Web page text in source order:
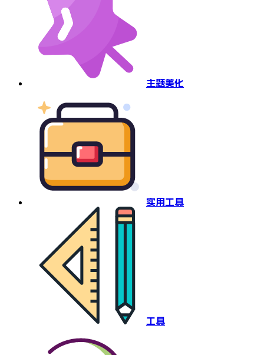
主题美化
实用工具
工具